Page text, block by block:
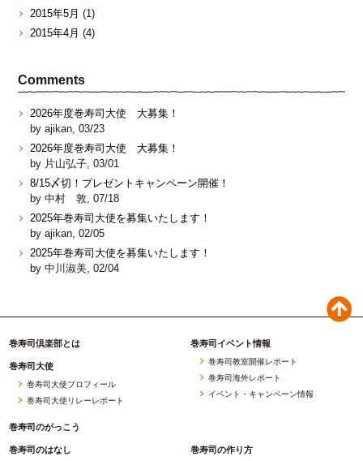
2015年5月 (1)
2015年4月 (4)
Comments
2026年度巻寿司大使 大募集！
by ajikan, 03/23
2026年度巻寿司大使 大募集！
by 片山弘子, 03/01
8/15〆切！プレゼントキャンペーン開催！
by 中村 敦, 07/18
2025年巻寿司大使を募集いたします！
by ajikan, 02/05
2025年巻寿司大使を募集いたします！
by 中川淑美, 02/04
巻寿司倶楽部とは
巻寿司大使
巻寿司大使プロフィール
巻寿司大使リレーレポート
巻寿司のがっこう
巻寿司イベント情報
巻寿司教室開催レポート
巻寿司海外レポート
イベント・キャンペーン情報
巻寿司のはなし 巻寿司の作り方